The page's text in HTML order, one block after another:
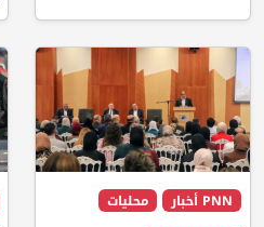
PNN أخبار
محليات